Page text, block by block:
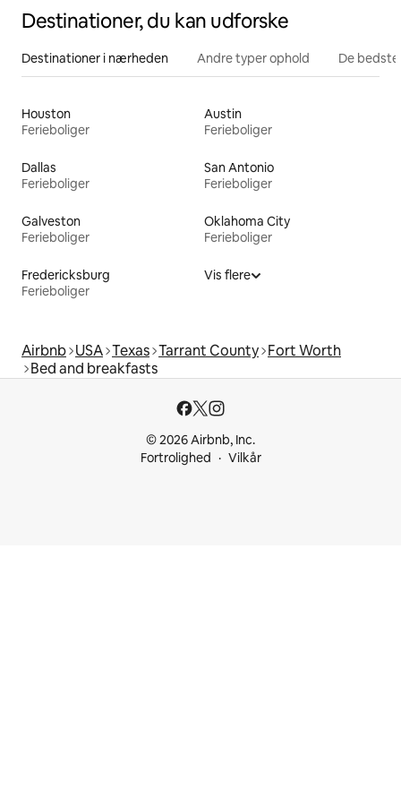
Destinationer, du kan udforske
Destinationer i nærheden Andre typer ophold De
Houston
Ferieboliger
Austin
Ferieboliger
Dallas
Ferieboliger
San Antonio
Ferieboliger
Galveston
Ferieboliger
Oklahoma City
Ferieboliger
Fredericksburg
Ferieboliger
Vis flere
Airbnb USA Texas Tarrant County Fort Worth
Bed and breakfasts
© 2026 Airbnb, Inc.
Fortrolighed
Vilkår